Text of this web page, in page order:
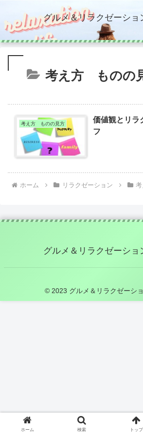
グルメ＆リラクゼーショ
考え方 ものの
考え方 ものの見方
価値観とリラ
フ
ホーム リラクゼーション
グルメ＆リラクゼーショ
© 2023 グルメ＆リラクゼーシ
ホーム 検索 トップ